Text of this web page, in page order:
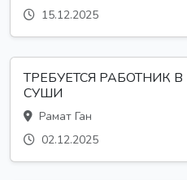
15.12.2025
ТРЕБУЕТСЯ РАБОТНИК
СУШИ
Рамат Ган
02.12.2025